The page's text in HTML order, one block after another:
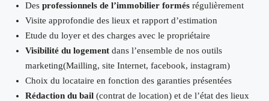
Des professionnels de l’immobilier formés régulièrement
Visite approfondie des lieux et rapport d’estimation
Etude du loyer et des charges avec le propriétaire
Visibilité du logement dans l’ensemble de nos outils
marketing(Mailling, site Internet, facebook, instagram)
Choix du locataire en fonction des garanties présentées
Rédaction du bail (contrat de location) et de l’état des lieux